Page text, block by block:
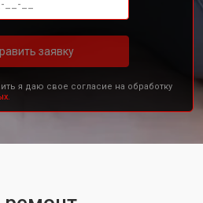
заявку
я даю свое согласие на обработку